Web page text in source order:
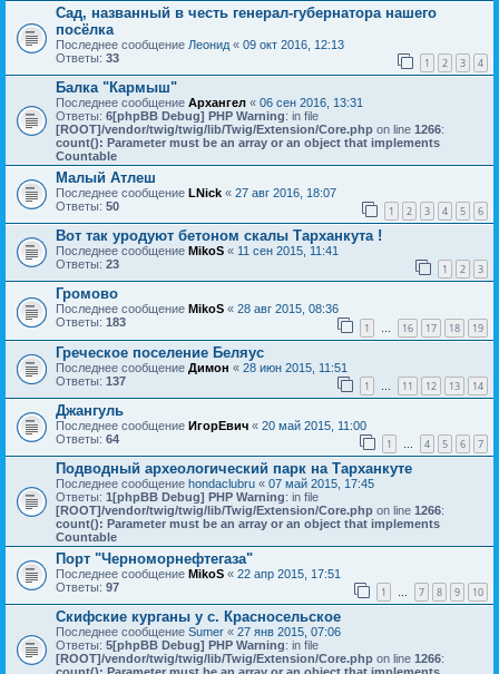
Сад, названный в честь генерал-губернатора нашего
посёлка
Последнее сообщение Леонид « 09 окт 2016, 12:13
Ответы: 33 1 2 3 4
Балка "Кармыш"
Последнее сообщение Архангел « 06 сен 2016, 13:31
Ответы: 6[phpBB Debug] PHP Warning: in file
[ROOT]/vendor/twig/twig/lib/Twig/Extension/Core.php on line 1266:
count(): Parameter must be an array or an object that implements
Countable
Малый Атлеш
Последнее сообщение LNick « 27 авг 2016, 18:07
Ответы: 50 1 2 3 4 5 6
Вот так уродуют бетоном скалы Тарханкута !
Последнее сообщение MikoS « 11 сен 2015, 11:41
Ответы: 23 1 2 3
Громово
Последнее сообщение MikoS « 28 авг 2015, 08:36
Ответы: 183 1 16 17 18 19
Греческое поселение Беляус
Последнее сообщение Димон « 28 июн 2015, 11:51
Ответы: 137 1 11 12 13 14
Джангуль
Последнее сообщение ИгорЕвич « 20 май 2015, 11:00
Ответы: 64 1 4 5 6 7
Подводный археологический парк на Тарханкуте
Последнее сообщение hondaclubru « 07 май 2015, 17:45
Ответы: 1[phpBB Debug] PHP Warning: in file
[ROOT]/vendor/twig/twig/lib/Twig/Extension/Core.php on line 1266:
count(): Parameter must be an array or an object that implements
Countable
Порт "Черноморнефтегаза"
Последнее сообщение MikoS « 22 апр 2015, 17:51
Ответы: 97 1 7 8 9 10
Скифские курганы у с. Красносельское
Последнее сообщение Sumer « 27 янв 2015, 07:06
Ответы: 5[phpBB Debug] PHP Warning: in file
[ROOT]/vendor/twig/twig/lib/Twig/Extension/Core.php on line 1266: